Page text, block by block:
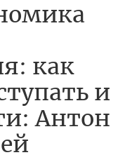
как
и
Антон